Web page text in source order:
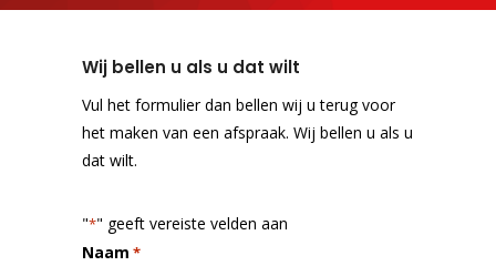
Wij bellen u als u dat wilt
Vul het formulier dan bellen wij u terug voor
het maken van een afspraak. Wij bellen u als u
dat wilt.
"*" geeft vereiste velden aan
Naam *